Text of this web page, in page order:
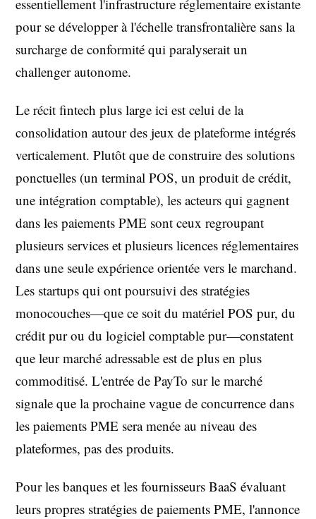
essentiellement l'infrastructure réglementaire existante
pour se développer à l'échelle transfrontalière sans la
surcharge de conformité qui paralyserait un
challenger autonome.
Le récit fintech plus large ici est celui de la
consolidation autour des jeux de plateforme intégrés
verticalement. Plutôt que de construire des solutions
ponctuelles (un terminal POS, un produit de crédit,
une intégration comptable), les acteurs qui gagnent
dans les paiements PME sont ceux regroupant
plusieurs services et plusieurs licences réglementaires
dans une seule expérience orientée vers le marchand.
Les startups qui ont poursuivi des stratégies
monocouches—que ce soit du matériel POS pur, du
crédit pur ou du logiciel comptable pur—constatent
que leur marché adressable est de plus en plus
commoditisé. L'entrée de PayTo sur le marché
signale que la prochaine vague de concurrence dans
les paiements PME sera menée au niveau des
plateformes, pas des produits.
Pour les banques et les fournisseurs BaaS évaluant
leurs propres stratégies de paiements PME, l'annonce